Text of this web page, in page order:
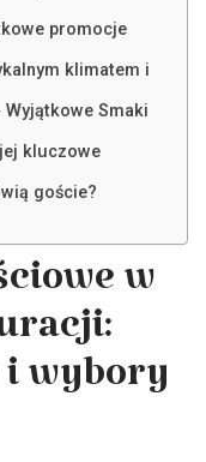
promocje
klimatem i
Smaki
kluczowe
goście?
w
i wybory